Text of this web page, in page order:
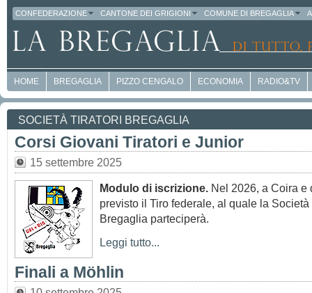
CONFEDERAZIONE CANTONE DEI GRIGIONI COMUNE DI BREGAGLIA
HOME BREGAGLIA PIZZO CENGALO ECONOMIA RADIO&TV
SOCIETÀ TIRATORI BREGAGLIA
Corsi Giovani Tiratori e Junior
15 settembre 2025
Modulo di iscrizione. Nel 2026, a Coira e
previsto il Tiro federale, al quale la Società
Bregaglia parteciperà.
Leggi tutto...
Finali a Möhlin